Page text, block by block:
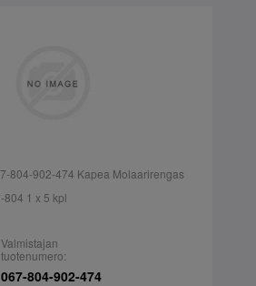
804-902-474 Kapea Molaarirengas
1 x 5 kpl
Valmistajan
tuotenumero:
067-804-902-474